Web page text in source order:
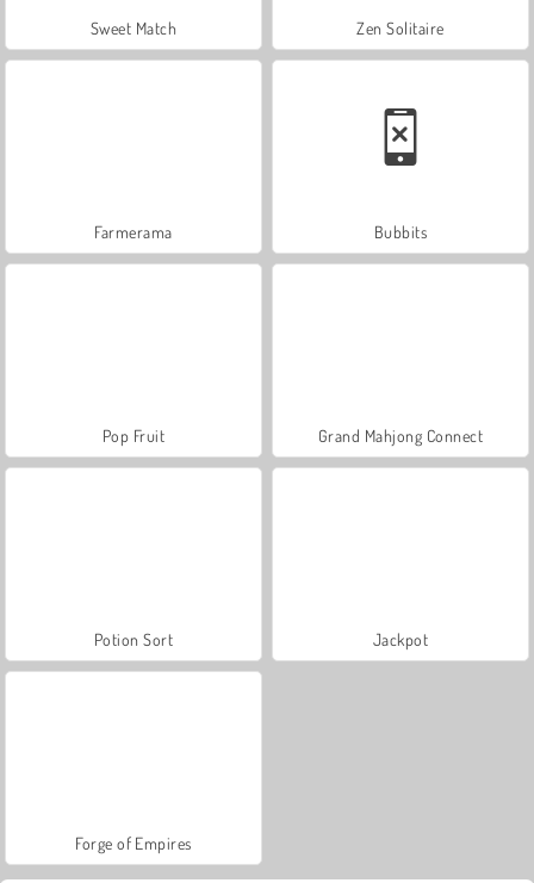
Sweet Match Zen Solitaire
Farmerama Bubbits
Pop Fruit Grand Mahjong Connect
Potion Sort Jackpot
Forge of Empires